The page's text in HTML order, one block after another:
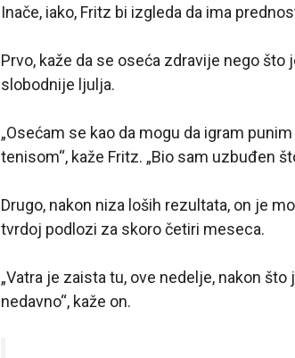
Inače, iako, Fritz bi izgleda da ima
Prvo, kaže da se oseća zdravije nego
slobodnije ljulja.
„Osećam se kao da mogu da igram
tenisom“, kaže Fritz. „Bio sam uzbuđen
Drugo, nakon niza loših rezultata, on je
tvrdoj podlozi za skoro četiri meseca.
„Vatra je zaista tu, ove nedelje, nakon
nedavno“, kaže on.